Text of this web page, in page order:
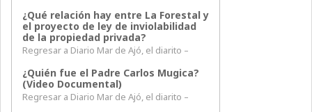
¿Qué relación hay entre La Forestal y
el proyecto de ley de inviolabilidad
de la propiedad privada?
Regresar a Diario Mar de Ajó, el diarito –
¿Quién fue el Padre Carlos Mugica?
(Video Documental)
Regresar a Diario Mar de Ajó, el diarito –